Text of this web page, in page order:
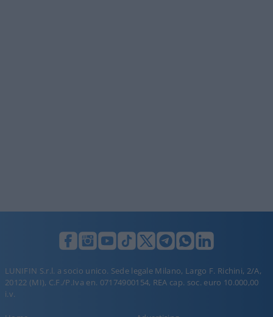
LUNIFIN S.r.l. a socio unico. Sede legale Milano, Largo F. Richini, 2/A,
20122 (MI), C.F./P.Iva en. 07174900154, REA cap. soc. euro 10.000,00
i.v.